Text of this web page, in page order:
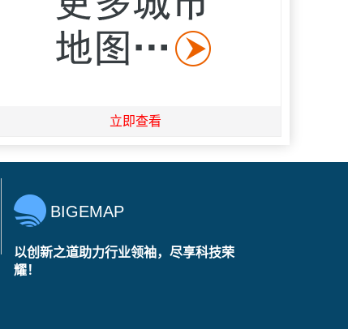
立即查看
BIGEMAP
以创新之道助力行业领袖，尽享科技荣
耀！